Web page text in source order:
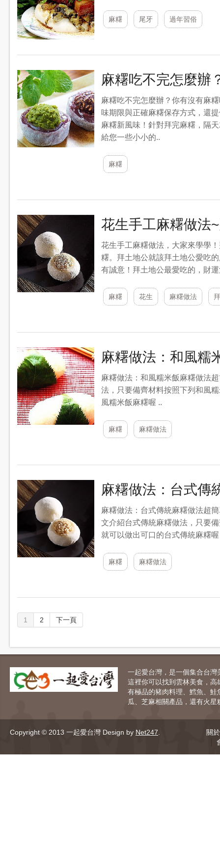
麻糬 尾牙 過年習俗
麻糬吃不完怎麼辦
麻糬吃不完怎麼辦？你有沒有麻
味期限與正確麻糬保存方式，還
麻糬新風味！針對拜完麻糬，隔
給您一些小小的..
麻糬
花生手工麻糬做法
花生手工麻糬做法，大家來學學
糬。拜土地公就該拜土地公愛吃
有誠意！拜土地公最愛吃的，財
麻糬 花生 麻糬做法
麻糬做法：和風糯
麻糬做法：和風糯米飯麻糬做法
法，只要備齊材料按照下列和風
風糯米飯麻糬喔 ..
麻糬 麻糬做法
麻糬做法：台式傳
麻糬做法：台式傳統麻糬做法超
文介紹台式傳統麻糬做法，只要
就可以做出可口的台式傳統麻糬喔
麻糬 麻糬做法
1 2 下一頁
一起愛台灣，是一個集合台
這裡你可以找到雲林美食，
有極品的豬肉料理、鱈魚、
瓜、芝麻相關產品，還有火
Copyright © 2013 一起愛台灣 Design by Net247
關